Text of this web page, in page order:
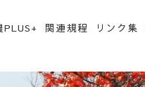
PLUS+ 関連規程 リンク集